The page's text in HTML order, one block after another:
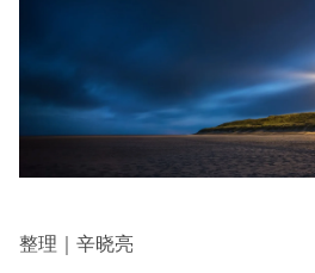
整理｜辛晓亮